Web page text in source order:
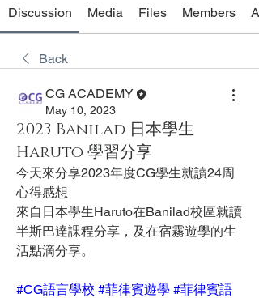
Discussion Media Files Members
Back
CG ACADEMY
May 10, 2023
2023 Banilad 日本學生
Haruto 學習分享
今天來分享2023年度CG學生就讀24周
心得感想
來自日本學生Haruto在Banilad校區就讀
半斯巴達課程分享，及在宿霧遊學的生
活點滴分享。
#CG語言學校 #菲律賓遊學 #菲律賓語